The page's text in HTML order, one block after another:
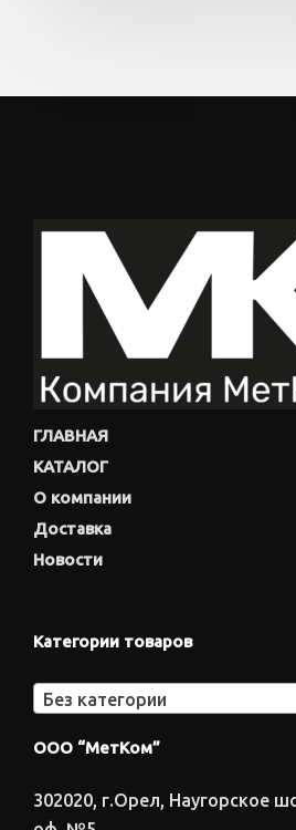
ГЛАВНАЯ
КАТАЛОГ
О компании
Доставка
Новости
Категории товаров
Без категории
ООО “МетКом”
302020, г.Орел, Наугорское